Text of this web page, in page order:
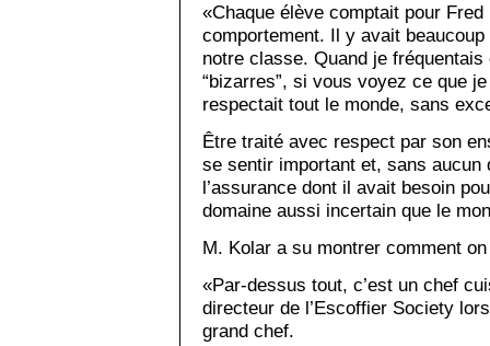
«Chaque élève comptait pour
comportement. Il y avait beaucoup
notre classe. Quand je
“bizarres”, si vous voyez ce que
respectait tout le monde, sans
Être traité avec respect par son
se sentir important et, sans aucun
l’assurance dont il avait besoin
domaine aussi incertain que le
M. Kolar a su montrer comment
«Par-dessus tout, c’est un chef
directeur de l’Escoffier Society
grand chef.